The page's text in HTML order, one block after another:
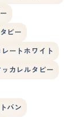
ビー
ートホワイト
カレルタビー
バン